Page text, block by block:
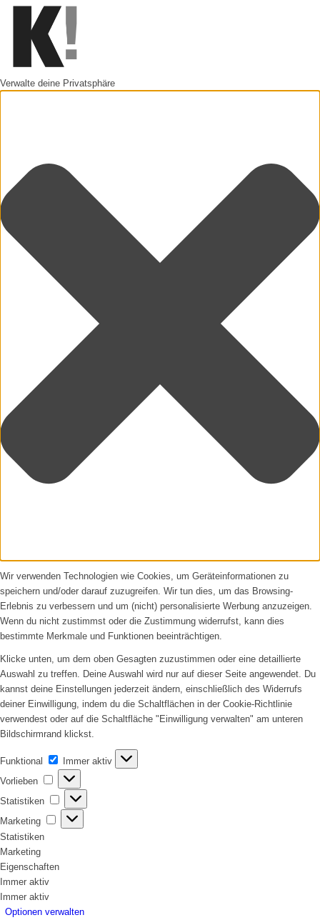
Verwalte deine Privatsphäre
Wir verwenden Technologien wie Cookies, um Geräteinformationen zu
speichern und/oder darauf zuzugreifen. Wir tun dies, um das Browsing-
Erlebnis zu verbessern und um (nicht) personalisierte Werbung anzuzeigen.
Wenn du nicht zustimmst oder die Zustimmung widerrufst, kann dies
bestimmte Merkmale und Funktionen beeinträchtigen.
Klicke unten, um dem oben Gesagten zuzustimmen oder eine detaillierte
Auswahl zu treffen. Deine Auswahl wird nur auf dieser Seite angewendet. Du
kannst deine Einstellungen jederzeit ändern, einschließlich des Widerrufs
deiner Einwilligung, indem du die Schaltflächen in der Cookie-Richtlinie
verwendest oder auf die Schaltfläche "Einwilligung verwalten" am unteren
Bildschirmrand klickst.
Funktional Funktional
Immer aktiv
Vorlieben
Vorlieben
Statistiken Statistiken
Marketing
Marketing
Statistiken
Marketing
Eigenschaften
Immer aktiv
Immer aktiv
Optionen verwalten